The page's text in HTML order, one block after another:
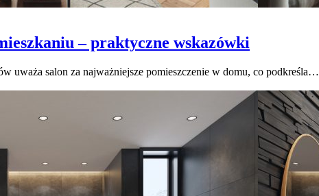
– praktyczne wskazówki
uważa salon za najważniejsze pomieszczenie w domu, co podkreśla…